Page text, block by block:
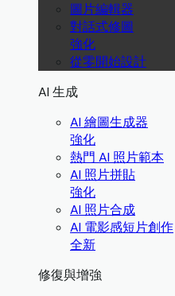
圖片編輯器
對話式修圖
強化
從零開始設計
AI 生成
AI 繪圖生成器
強化
熱門 AI 照片範本
AI 照片拼貼
強化
AI 照片合成
AI 電影感短片創作
全新
修復與增強